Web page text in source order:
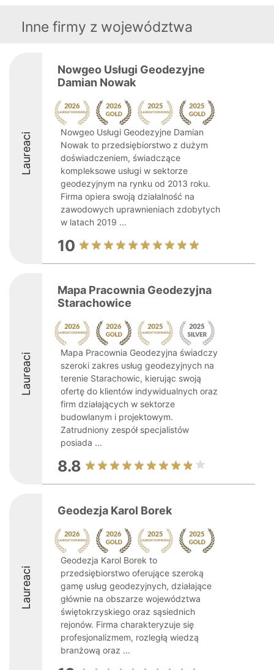
Inne firmy z województwa
Laureaci
Nowgeo Usługi Geodezyjne
Damian Nowak
Nowgeo Usługi Geodezyjne Damian
Nowak to przedsiębiorstwo z dużym
doświadczeniem, świadczące
kompleksowe usługi w sektorze
geodezyjnym na rynku od 2013 roku.
Firma opiera swoją działalność na
zawodowych uprawnieniach zdobytych
w latach 2019 ...
10
Laureaci
Mapa Pracownia Geodezyjna
Starachowice
Mapa Pracownia Geodezyjna świadczy
szeroki zakres usług geodezyjnych na
terenie Starachowic, kierując swoją
ofertę do klientów indywidualnych oraz
firm działających w sektorze
budowlanym i projektowym.
Zatrudniony zespół specjalistów
posiada ...
8.8
Laureaci
Geodezja Karol Borek
Geodezja Karol Borek to
przedsiębiorstwo oferujące szeroką
gamę usług geodezyjnych, działające
głównie na obszarze województwa
świętokrzyskiego oraz sąsiednich
rejonów. Firma charakteryzuje się
profesjonalizmem, rozległą wiedzą
branżową oraz ...